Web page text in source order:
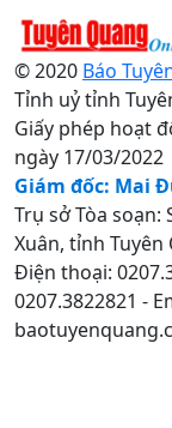
© 2020 Báo
Tỉnh uỷ tỉnh
Giấy phép hoạt
ngày 17/03/2022
Giám đốc: Mai
Trụ sở Tòa
Xuân, tỉnh Tuyên
Điện thoại:
0207.3822821 -